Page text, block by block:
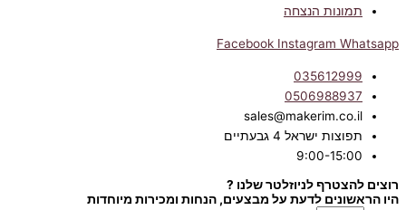
תמונות הנצחה
Facebook Instagram Whatsapp
035612999
0506988937
sales@makerim.co.il
תפוצות ישראל 4 גבעתיים
9:00-15:00
רוצים להצטרף לניוזלטר שלנו ?
היו הראשונים לדעת על מבצעים, הנחות ומכירות מיוחדות